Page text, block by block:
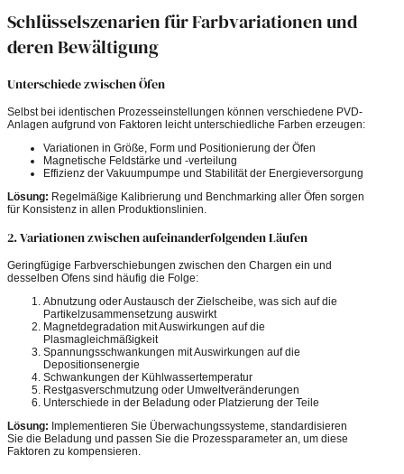
Schlüsselszenarien für Farbvariationen und
deren Bewältigung
Unterschiede zwischen Öfen
Selbst bei identischen Prozesseinstellungen können verschiedene PVD-
Anlagen aufgrund von Faktoren leicht unterschiedliche Farben erzeugen:
Variationen in Größe, Form und Positionierung der Öfen
Magnetische Feldstärke und -verteilung
Effizienz der Vakuumpumpe und Stabilität der Energieversorgung
Lösung: Regelmäßige Kalibrierung und Benchmarking aller Öfen sorgen
für Konsistenz in allen Produktionslinien.
2. Variationen zwischen aufeinanderfolgenden Läufen
Geringfügige Farbverschiebungen zwischen den Chargen ein und
desselben Ofens sind häufig die Folge:
Abnutzung oder Austausch der Zielscheibe, was sich auf die
Partikelzusammensetzung auswirkt
Magnetdegradation mit Auswirkungen auf die
Plasmagleichmäßigkeit
Spannungsschwankungen mit Auswirkungen auf die
Depositionsenergie
Schwankungen der Kühlwassertemperatur
Restgasverschmutzung oder Umweltveränderungen
Unterschiede in der Beladung oder Platzierung der Teile
Lösung: Implementieren Sie Überwachungssysteme, standardisieren
Sie die Beladung und passen Sie die Prozessparameter an, um diese
Faktoren zu kompensieren.